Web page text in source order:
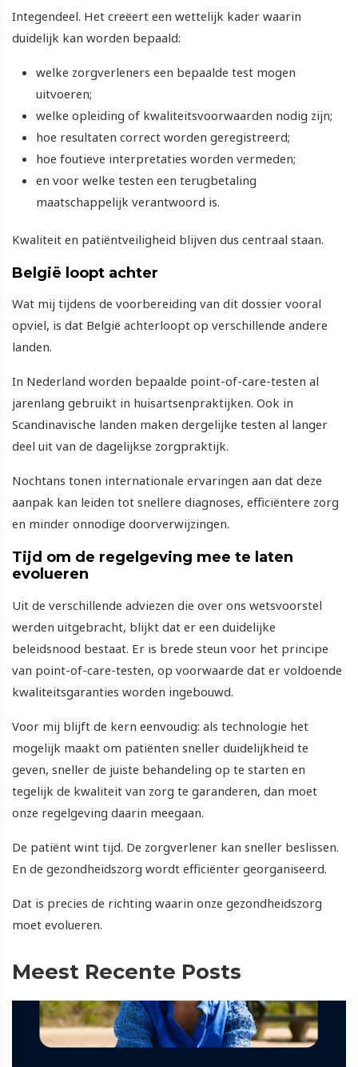
Integendeel. Het creëert een wettelijk kader waarin
duidelijk kan worden bepaald:
welke zorgverleners een bepaalde test mogen
uitvoeren;
welke opleiding of kwaliteitsvoorwaarden nodig zijn;
hoe resultaten correct worden geregistreerd;
hoe foutieve interpretaties worden vermeden;
en voor welke testen een terugbetaling
maatschappelijk verantwoord is.
Kwaliteit en patiëntveiligheid blijven dus centraal staan.
België loopt achter
Wat mij tijdens de voorbereiding van dit dossier vooral
opviel, is dat België achterloopt op verschillende andere
landen.
In Nederland worden bepaalde point-of-care-testen al
jarenlang gebruikt in huisartsenpraktijken. Ook in
Scandinavische landen maken dergelijke testen al langer
deel uit van de dagelijkse zorgpraktijk.
Nochtans tonen internationale ervaringen aan dat deze
aanpak kan leiden tot snellere diagnoses, efficiëntere zorg
en minder onnodige doorverwijzingen.
Tijd om de regelgeving mee te laten
evolueren
Uit de verschillende adviezen die over ons wetsvoorstel
werden uitgebracht, blijkt dat er een duidelijke
beleidsnood bestaat. Er is brede steun voor het principe
van point-of-care-testen, op voorwaarde dat er voldoende
kwaliteitsgaranties worden ingebouwd.
Voor mij blijft de kern eenvoudig: als technologie het
mogelijk maakt om patiënten sneller duidelijkheid te
geven, sneller de juiste behandeling op te starten en
tegelijk de kwaliteit van zorg te garanderen, dan moet
onze regelgeving daarin meegaan.
De patiënt wint tijd. De zorgverlener kan sneller beslissen.
En de gezondheidszorg wordt efficiënter georganiseerd.
Dat is precies de richting waarin onze gezondheidszorg
moet evolueren.
Meest Recente Posts